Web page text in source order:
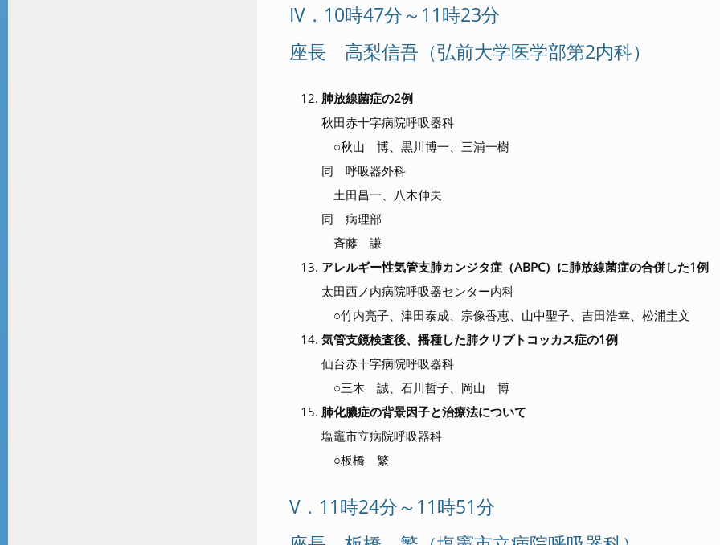
IV．10時47分～11時23分
座長 高梨信吾（弘前大学医学部第2内科）
肺放線菌症の2例
秋田赤十字病院呼吸器科
○秋山 博、黒川博一、三浦一樹
同 呼吸器外科
土田昌一、八木伸夫
同 病理部
斉藤 謙
アレルギー性気管支肺カンジタ症（ABPC）に肺放線菌症の合併した1例
太田西ノ内病院呼吸器センター内科
○竹内亮子、津田泰成、宗像香恵、山中聖子、吉田浩幸、松浦圭文
気管支鏡検査後、播種した肺クリプトコッカス症の1例
仙台赤十字病院呼吸器科
○三木 誠、石川哲子、岡山 博
肺化膿症の背景因子と治療法について
塩竈市立病院呼吸器科
○板橋 繁
V．11時24分～11時51分